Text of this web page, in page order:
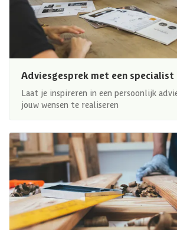
Adviesgesprek met een specialist
Laat je inspireren in een persoonlijk
jouw wensen te realiseren